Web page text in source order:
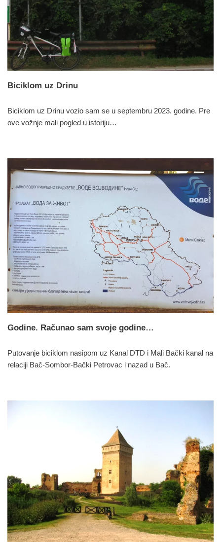
Biciklom uz Drinu
Biciklom uz Drinu vozio sam se u septembru 2023. godine. Pre
ove vožnje mali pogled u istoriju…
Godine. Računao sam svoje godine…
Putovanje biciklom nasipom uz Kanal DTD i Mali Bački kanal na
relaciji Bač-Sombor-Bački Petrovac i nazad u Bač.